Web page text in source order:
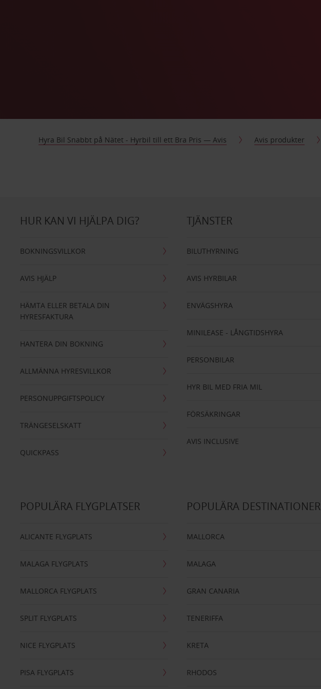
Hyra Bil Snabbt på Nätet - Hyrbil till ett Bra Pris — Avis Avis produkter
HUR KAN VI HJÄLPA DIG?
BOKNINGSVILLKOR
AVIS HJÄLP
HÄMTA ELLER BETALA DIN
HYRESFAKTURA
HANTERA DIN BOKNING
ALLMÄNNA HYRESVILLKOR
PERSONUPPGIFTSPOLICY
TRÄNGESELSKATT
QUICKPASS
TJÄNSTER
BILUTHYRNING
AVIS HYRBILAR
ENVÄGSHYRA
MINILEASE - LÅNGTIDSHYRA
PERSONBILAR
HYR BIL MED FRIA MIL
FÖRSÄKRINGAR
AVIS INCLUSIVE
POPULÄRA FLYGPLATSER
ALICANTE FLYGPLATS
MALAGA FLYGPLATS
MALLORCA FLYGPLATS
SPLIT FLYGPLATS
NICE FLYGPLATS
PISA FLYGPLATS
POPULÄRA DESTINATIONER
MALLORCA
MALAGA
GRAN CANARIA
TENERIFFA
KRETA
RHODOS